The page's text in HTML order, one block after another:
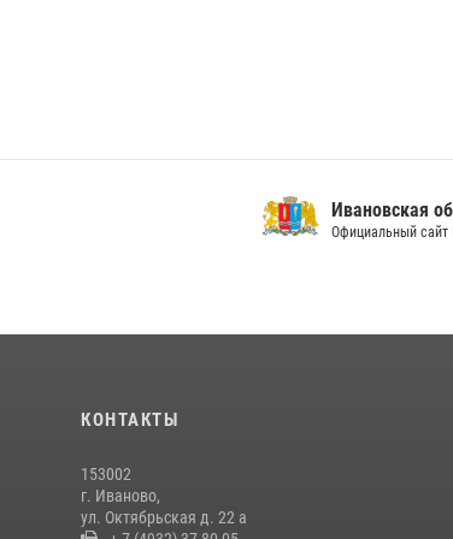
Ивановская область
Официальный сайт Правительства
КОНТАКТЫ
153002
г. Иваново,
ул. Октябрьская д. 22 а